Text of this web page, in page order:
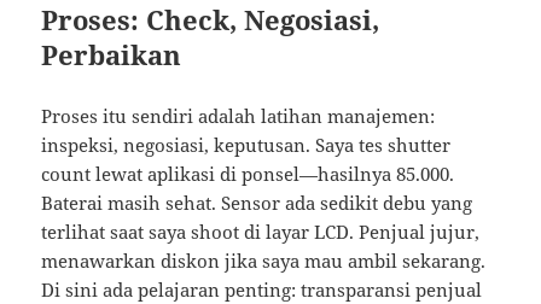
Proses: Check, Negosiasi,
Perbaikan
Proses itu sendiri adalah latihan manajemen:
inspeksi, negosiasi, keputusan. Saya tes shutter
count lewat aplikasi di ponsel—hasilnya 85.000.
Baterai masih sehat. Sensor ada sedikit debu yang
terlihat saat saya shoot di layar LCD. Penjual jujur,
menawarkan diskon jika saya mau ambil sekarang.
Di sini ada pelajaran penting: transparansi penjual